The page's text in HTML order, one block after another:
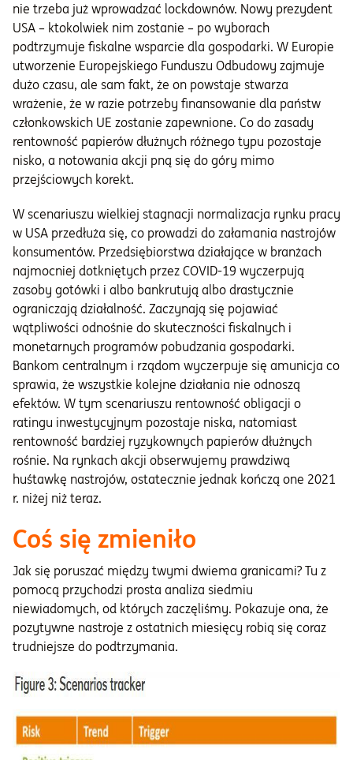
nie trzeba już wprowadzać lockdownów. Nowy prezydent
USA – ktokolwiek nim zostanie – po wyborach
podtrzymuje fiskalne wsparcie dla gospodarki. W Europie
utworzenie Europejskiego Funduszu Odbudowy zajmuje
dużo czasu, ale sam fakt, że on powstaje stwarza
wrażenie, że w razie potrzeby finansowanie dla państw
członkowskich UE zostanie zapewnione. Co do zasady
rentowność papierów dłużnych różnego typu pozostaje
nisko, a notowania akcji pną się do góry mimo
przejściowych korekt.
W scenariuszu wielkiej stagnacji normalizacja rynku pracy
w USA przedłuża się, co prowadzi do załamania nastrojów
konsumentów. Przedsiębiorstwa działające w branżach
najmocniej dotkniętych przez COVID-19 wyczerpują
zasoby gotówki i albo bankrutują albo drastycznie
ograniczają działalność. Zaczynają się pojawiać
wątpliwości odnośnie do skuteczności fiskalnych i
monetarnych programów pobudzania gospodarki.
Bankom centralnym i rządom wyczerpuje się amunicja co
sprawia, że wszystkie kolejne działania nie odnoszą
efektów. W tym scenariuszu rentowność obligacji o
ratingu inwestycyjnym pozostaje niska, natomiast
rentowność bardziej ryzykownych papierów dłużnych
rośnie. Na rynkach akcji obserwujemy prawdziwą
huśtawkę nastrojów, ostatecznie jednak kończą one 2021
r. niżej niż teraz.
Coś się zmieniło
Jak się poruszać między twymi dwiema granicami? Tu z
pomocą przychodzi prosta analiza siedmiu
niewiadomych, od których zaczęliśmy. Pokazuje ona, że
pozytywne nastroje z ostatnich miesięcy robią się coraz
trudniejsze do podtrzymania.